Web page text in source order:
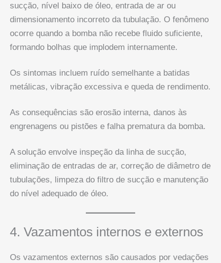
sucção, nível baixo de óleo, entrada de ar ou
dimensionamento incorreto da tubulação. O fenômeno
ocorre quando a bomba não recebe fluido suficiente,
formando bolhas que implodem internamente.
Os sintomas incluem ruído semelhante a batidas
metálicas, vibração excessiva e queda de rendimento.
As consequências são erosão interna, danos às
engrenagens ou pistões e falha prematura da bomba.
A solução envolve inspeção da linha de sucção,
eliminação de entradas de ar, correção de diâmetro de
tubulações, limpeza do filtro de sucção e manutenção
do nível adequado de óleo.
4. Vazamentos internos e externos
Os vazamentos externos são causados por vedações